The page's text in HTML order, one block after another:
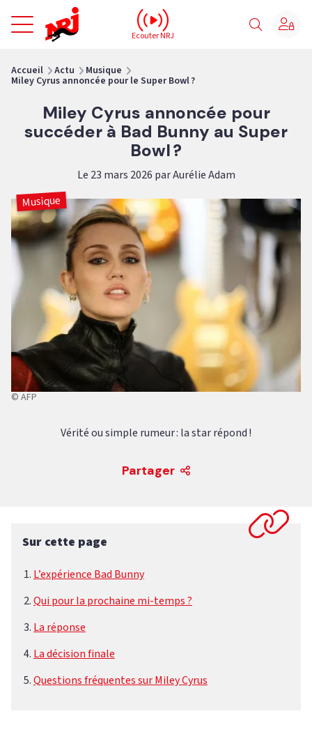
NRJ - Accueil
Ecouter NRJ
Accueil Actu Musique
Miley Cyrus annoncée pour le Super Bowl ?
Miley Cyrus annoncée pour
succéder à Bad Bunny au Super
Bowl ?
Le 23 mars 2026 par Aurélie Adam
Musique
© AFP
Vérité ou simple rumeur : la star répond !
Partager
Sur cette page
L’expérience Bad Bunny
Qui pour la prochaine mi-temps ?
La réponse
La décision finale
Questions fréquentes sur Miley Cyrus